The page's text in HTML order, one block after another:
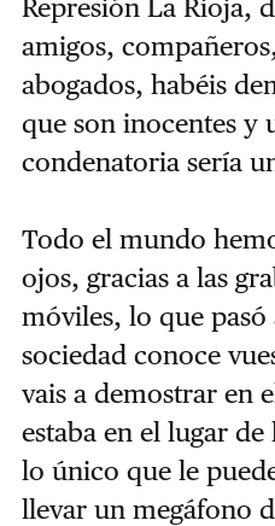
Represión La Rioja,
amigos,
abogados, habéis
que son inocentes y
condenatoria sería
Todo el mundo
ojos, gracias a las
móviles, lo que
sociedad conoce
vais a demostrar en
estaba en el lugar
lo único que le
llevar un megáfono